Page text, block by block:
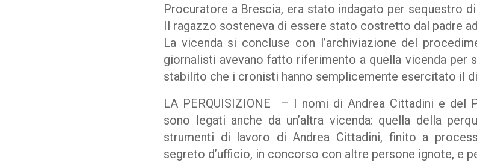
Procuratore a Brescia, era stato indagato per sequestro
Il ragazzo sosteneva di essere stato costretto dal padre
La vicenda si concluse con l’archiviazione del
giornalisti avevano fatto riferimento a quella vicenda per
stabilito che i cronisti hanno semplicemente esercitato il
LA PERQUISIZIONE – I nomi di Andrea Cittadini e del
sono legati anche da un’altra vicenda: quella della
strumenti di lavoro di Andrea Cittadini, finito a
segreto d’ufficio, in concorso con altre persone ignote, e